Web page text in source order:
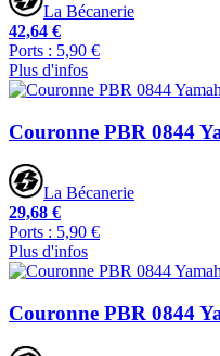
La Bécanerie
42,64 €
Ports : 5,90 €
Plus d'infos
Couronne PBR 0844
La Bécanerie
29,68 €
Ports : 5,90 €
Plus d'infos
Couronne PBR 0844